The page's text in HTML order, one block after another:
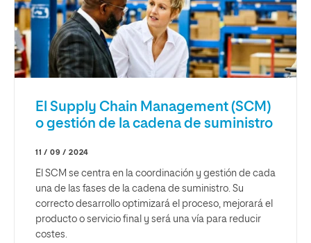
El Supply Chain Management (SCM)
o gestión de la cadena de suministro
11 / 09 / 2024
El SCM se centra en la coordinación y gestión de cada
una de las fases de la cadena de suministro. Su
correcto desarrollo optimizará el proceso, mejorará el
producto o servicio final y será una vía para reducir
costes.